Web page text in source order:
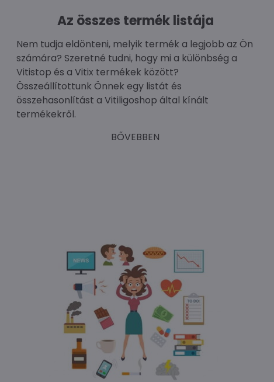
Az összes termék listája
Nem tudja eldönteni, melyik termék a legjobb az Ön
számára? Szeretné tudni, hogy mi a különbség a
Vitistop és a Vitix termékek között?
Összeállítottunk Önnek egy listát és
összehasonlítást a Vitiligoshop által kínált
termékekről.
BŐVEBBEN